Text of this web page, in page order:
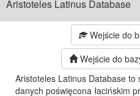
Aristoteles Latinus Database
Wejście do
Wejście do
Aristoteles Latinus Database
danych poświęcona łacińskim